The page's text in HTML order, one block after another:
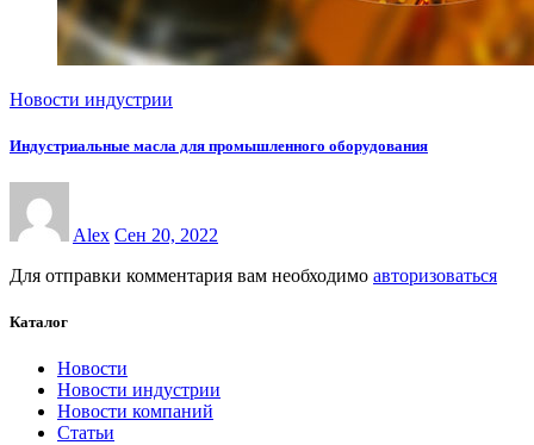
Новости индустрии
Индустриальные масла для промышленного оборудования
Alex Сен 20, 2022
Для отправки комментария вам необходимо авторизоваться
Каталог
Новости
Новости индустрии
Новости компаний
Статьи